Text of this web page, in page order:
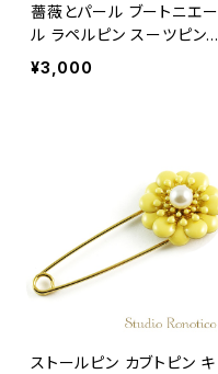
薔薇とパール ブートニエー
ル ラペルピン スーツピン
ピンブローチ メンズ レディ
ース パープル
¥3,000
ストールピン カブトピン キ